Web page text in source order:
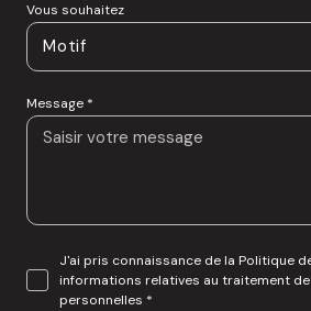
Vous souhaitez
Motif
Message *
J'ai pris connaissance de la Politique
informations relatives au traitement
personnelles *